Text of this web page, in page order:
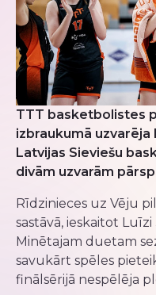
TTT basketbolistes
izbraukumā uzvarēja
Latvijas Sieviešu
divām uzvarām
Rīdzinieces uz Vēju
sastāvā, ieskaitot
Minētajam duetam
savukārt spēles
finālsērijā nespēlēja